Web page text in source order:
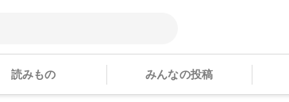
読みもの みんなの投稿